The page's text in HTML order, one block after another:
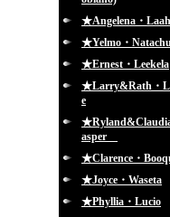
★Angelena・
★Yelmo・
★Ernest・Leekela
★Larry&Rath・
e
asper
★Clarence・
★Joyce・Waseta
★Phyllia・Lucio